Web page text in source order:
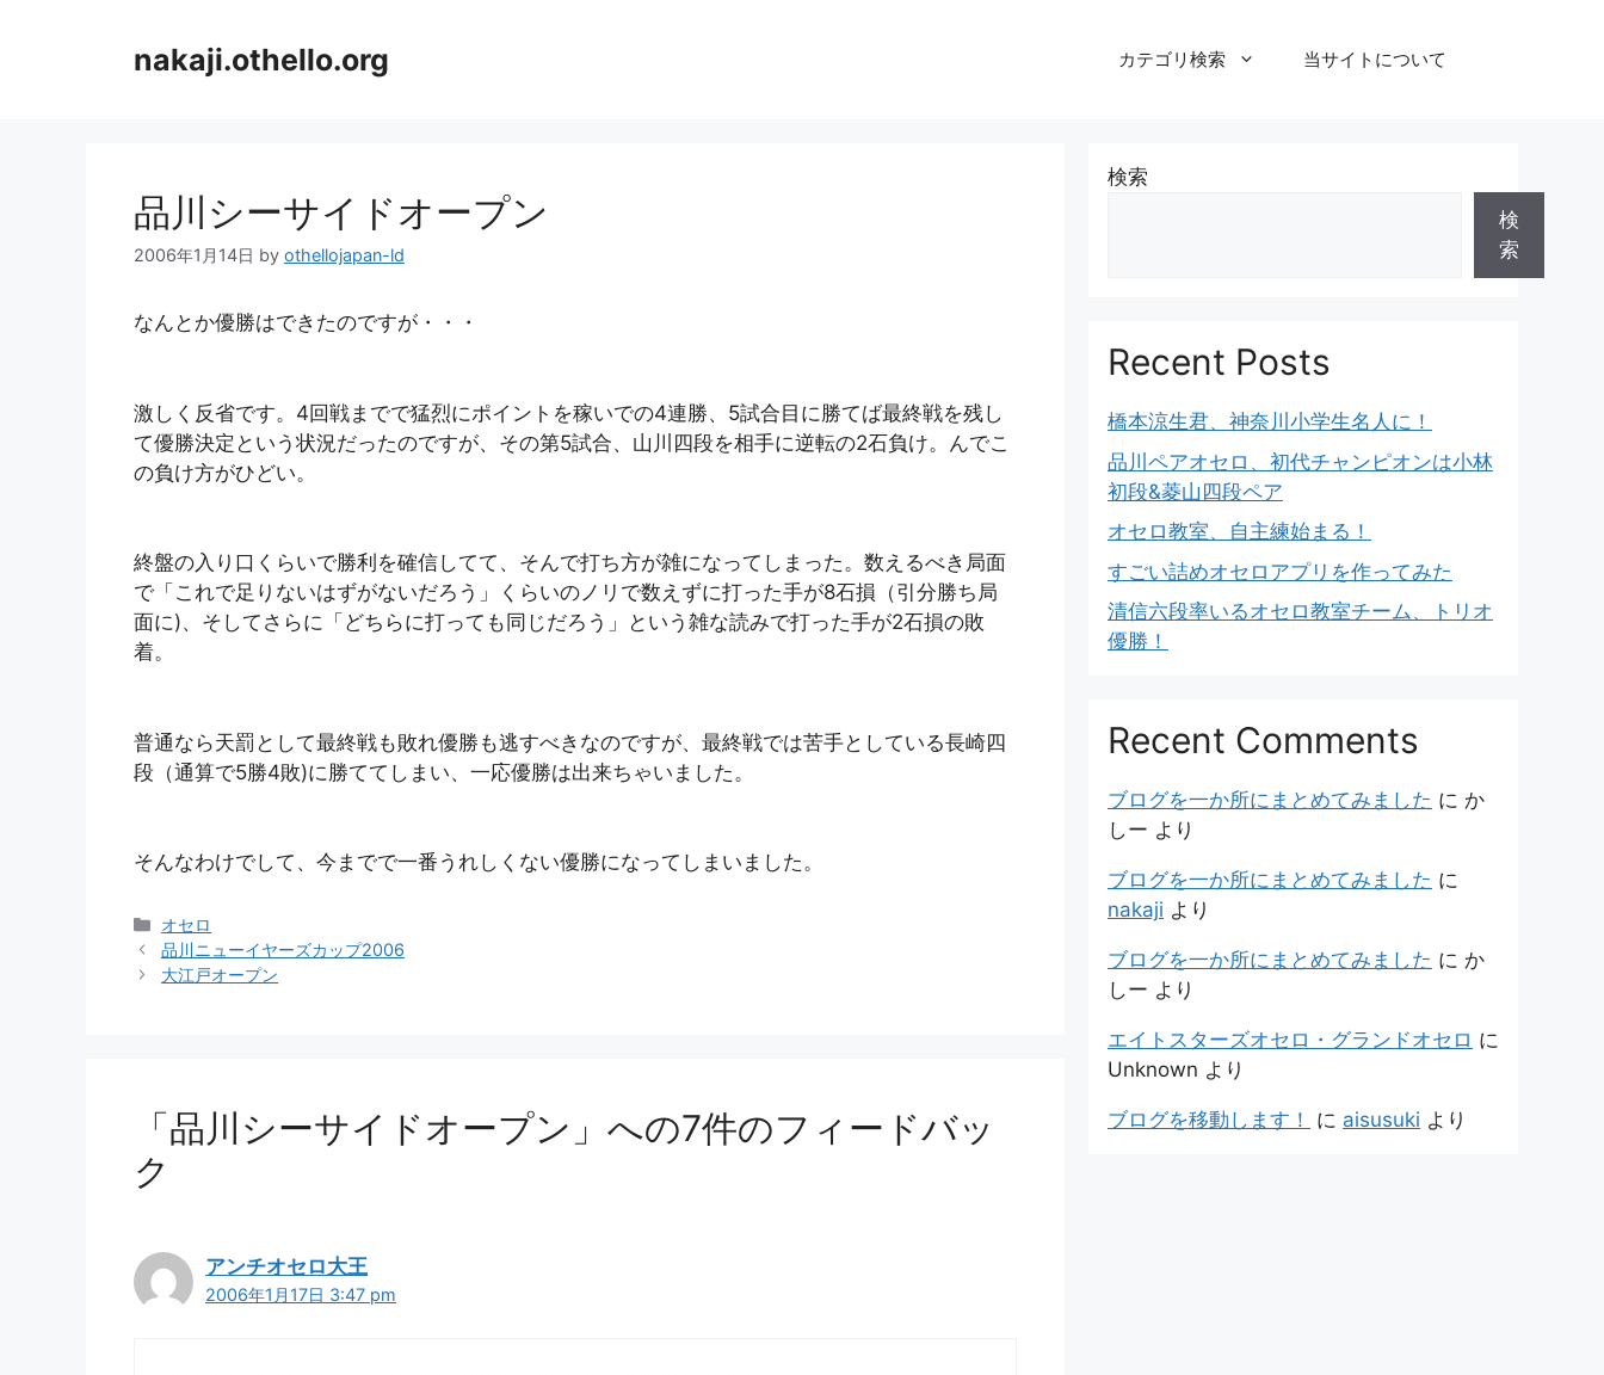
nakaji.othello.org カテゴリ検索 当サイトについて
品川シーサイドオープン
2006年1月14日 by othellojapan-ld
なんとか優勝はできたのですが・・・
激しく反省です。4回戦までで猛烈にポイントを稼いでの4連勝、5試合目に勝てば最終戦を残し
て優勝決定という状況だったのですが、その第5試合、山川四段を相手に逆転の2石負け。んでこ
の負け方がひどい。
終盤の入り口くらいで勝利を確信してて、そんで打ち方が雑になってしまった。数えるべき局面
で「これで足りないはずがないだろう」くらいのノリで数えずに打った手が8石損（引分勝ち局
面に)、そしてさらに「どちらに打っても同じだろう」という雑な読みで打った手が2石損の敗
着。
普通なら天罰として最終戦も敗れ優勝も逃すべきなのですが、最終戦では苦手としている長崎四
段（通算で5勝4敗)に勝ててしまい、一応優勝は出来ちゃいました。
そんなわけでして、今までで一番うれしくない優勝になってしまいました。
カ
テ
ゴ
オセロ
品川ニューイヤーズカップ2006
大江戸オープン
「品川シーサイドオープン」への7件のフィードバッ
ク
アンチオセロ大王
2006年1月17日 3:47 pm
検索
検
索
Recent Posts
橋本涼生君、神奈川小学生名人に！
品川ペアオセロ、初代チャンピオンは小林
初段&菱山四段ペア
オセロ教室、自主練始まる！
すごい詰めオセロアプリを作ってみた
清信六段率いるオセロ教室チーム、トリオ
優勝！
Recent Comments
ブログを一か所にまとめてみました に か
しー より
ブログを一か所にまとめてみました に
nakaji より
ブログを一か所にまとめてみました に か
しー より
エイトスターズオセロ・グランドオセロ に
Unknown より
ブログを移動します！ に aisusuki より